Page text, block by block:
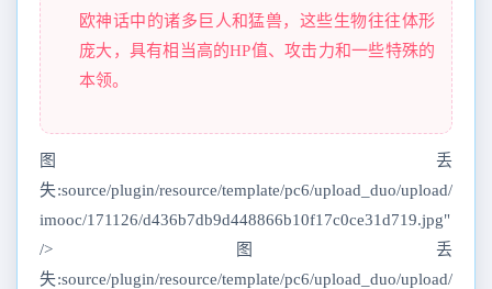
欧神话中的诸多巨人和猛兽，这些生物往往体形
庞大，具有相当高的HP值、攻击力和一些特殊的
本领。
图丢
失:source/plugin/resource/template/pc6/upload_duo/upload/
imooc/171126/d436b7db9d448866b10f17c0ce31d719.jpg"
/>图丢
失:source/plugin/resource/template/pc6/upload_duo/upload/